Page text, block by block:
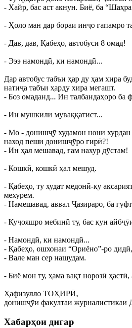
- Хайр, бас аст акнун. Биё, ба
- Ҳоло ман дар бораи инҷо гапамро
- Дав, дав, Қабеҳо, автобуси 8 омад!
- Эээ намондӣ, ки намондӣ...
Дар автобус табъи ҳар ду ҳам хира
натиҷа табъи ҳарду хира мегашт.
- Боз омаданд... Ин талбандаҳоро ба
- Ин мушкили муваққатист...
- Мо - донишҷӯ худамон нони хурдан
наход пеши донишҷӯро гирӣ?!
- Ин ҳал мешавад, ғам нахур дӯстам!
- Кошкӣ, кошкӣ ҳал мешуд.
- Қабеҳо, ту худат медонӣ-ку
мехурем.
- Намешавад, аввал Ҷазираро, ба
- Куҷояшро мебинӣ ту, бас кун
- Намондӣ, ки намондӣ...
- Қабеҳо, ошхонаи “Ориёно”-ро
- Вале ман сер нашудам.
- Биё мон ту, ҳама вақт норозӣ
Ҳафизулло ТОҲИРӢ,
донишҷӯи факултаи
Хабарҳои дигар